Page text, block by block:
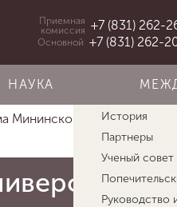
Приемная
комиссия +7 (831) 262-
Основной +7 (831) 262-
НАУКА
Мининского униве...
Об
История
Партнеры
Ученый совет
Руководство